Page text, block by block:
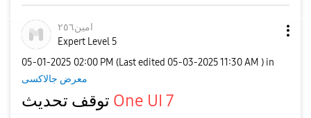
امين٢٥٦
Expert Level 5
‎05-01-2025 02:00 PM (Last edited ‎05-03-202511:30 AM ) in
معرض جالاكسى
One UI 7